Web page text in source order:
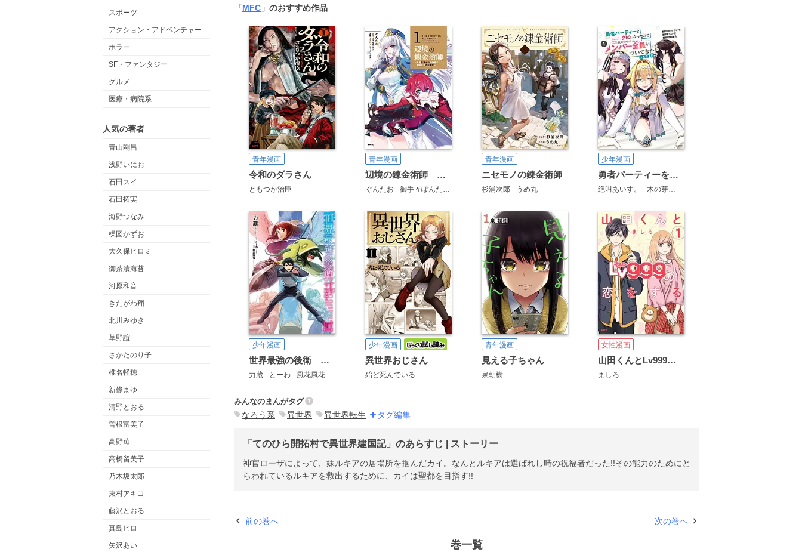
スポーツ
アクション・アドベンチャー
ホラー
SF・ファンタジー
グルメ
医療・病院系
人気の著者
青山剛昌
浅野いにお
石田スイ
石田拓実
海野つなみ
楳図かずお
大久保ヒロミ
御茶漬海苔
河原和音
きたがわ翔
北川みゆき
草野誼
さかたのり子
椎名軽穂
新條まゆ
清野とおる
曽根富美子
高野苺
高橋留美子
乃木坂太郎
東村アキコ
藤沢とおる
真島ヒロ
矢沢あい
「MFC 」のおすすめ作品
青年漫画
令和のダラさん
ともつか治臣
青年漫画
辺境の錬金術師 ～今更予算ゼロの職場に戻るとかもう無理～
ぐんたお 御手々ぽんた 又市マタロー
青年漫画
ニセモノの錬金術師
杉浦次郎 うめ丸
少年漫画
勇者パーティーをクビになったので故郷に帰ったら、メンバー全員がついてきたんだが
絶叫あいす。 木の芽 希
少年漫画
世界最強の後衛 ～迷宮国の新人探索者～
力蔵 とーわ 風花風花
少年漫画
異世界おじさん
殆ど死んでいる
青年漫画
見える子ちゃん
泉朝樹
女性漫画
山田くんとLv999の恋をする
ましろ
みんなのまんがタグ
なろう系 異世界 異世界転生 タグ編集
「てのひら開拓村で異世界建国記」のあらすじ | ストーリー
神官ローザによって、妹ルキアの居場所を掴んだカイ。なんとルキアは選ばれし時の祝福者だった!!その能力のためにと
らわれているルキアを救出するために、カイは聖都を目指す!!
前の巻へ 次の巻へ
巻一覧